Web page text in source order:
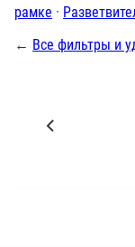
рамке ·
← Все фильтры и